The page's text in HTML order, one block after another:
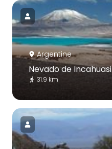
Argentine
Nevado de Incahuasi
31.9 km